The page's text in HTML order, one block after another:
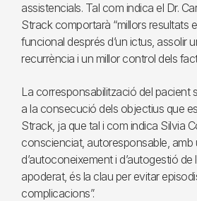
assistencials. Tal com indica el Dr.
Strack comportarà “millors resultats
funcional després d’un ictus, assolir
recurrència i un millor control dels
La corresponsabilització del pacient
a la consecució dels objectius que
Strack, ja que tal i com indica Silvia
conscienciat, autoresponsable, amb
d’autoconeixement i d’autogestió de
apoderat, és la clau per evitar
complicacions”.